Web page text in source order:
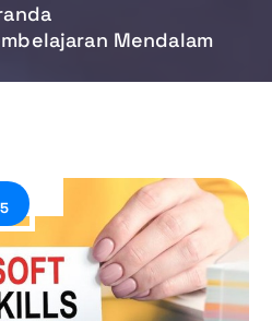
Mendalam